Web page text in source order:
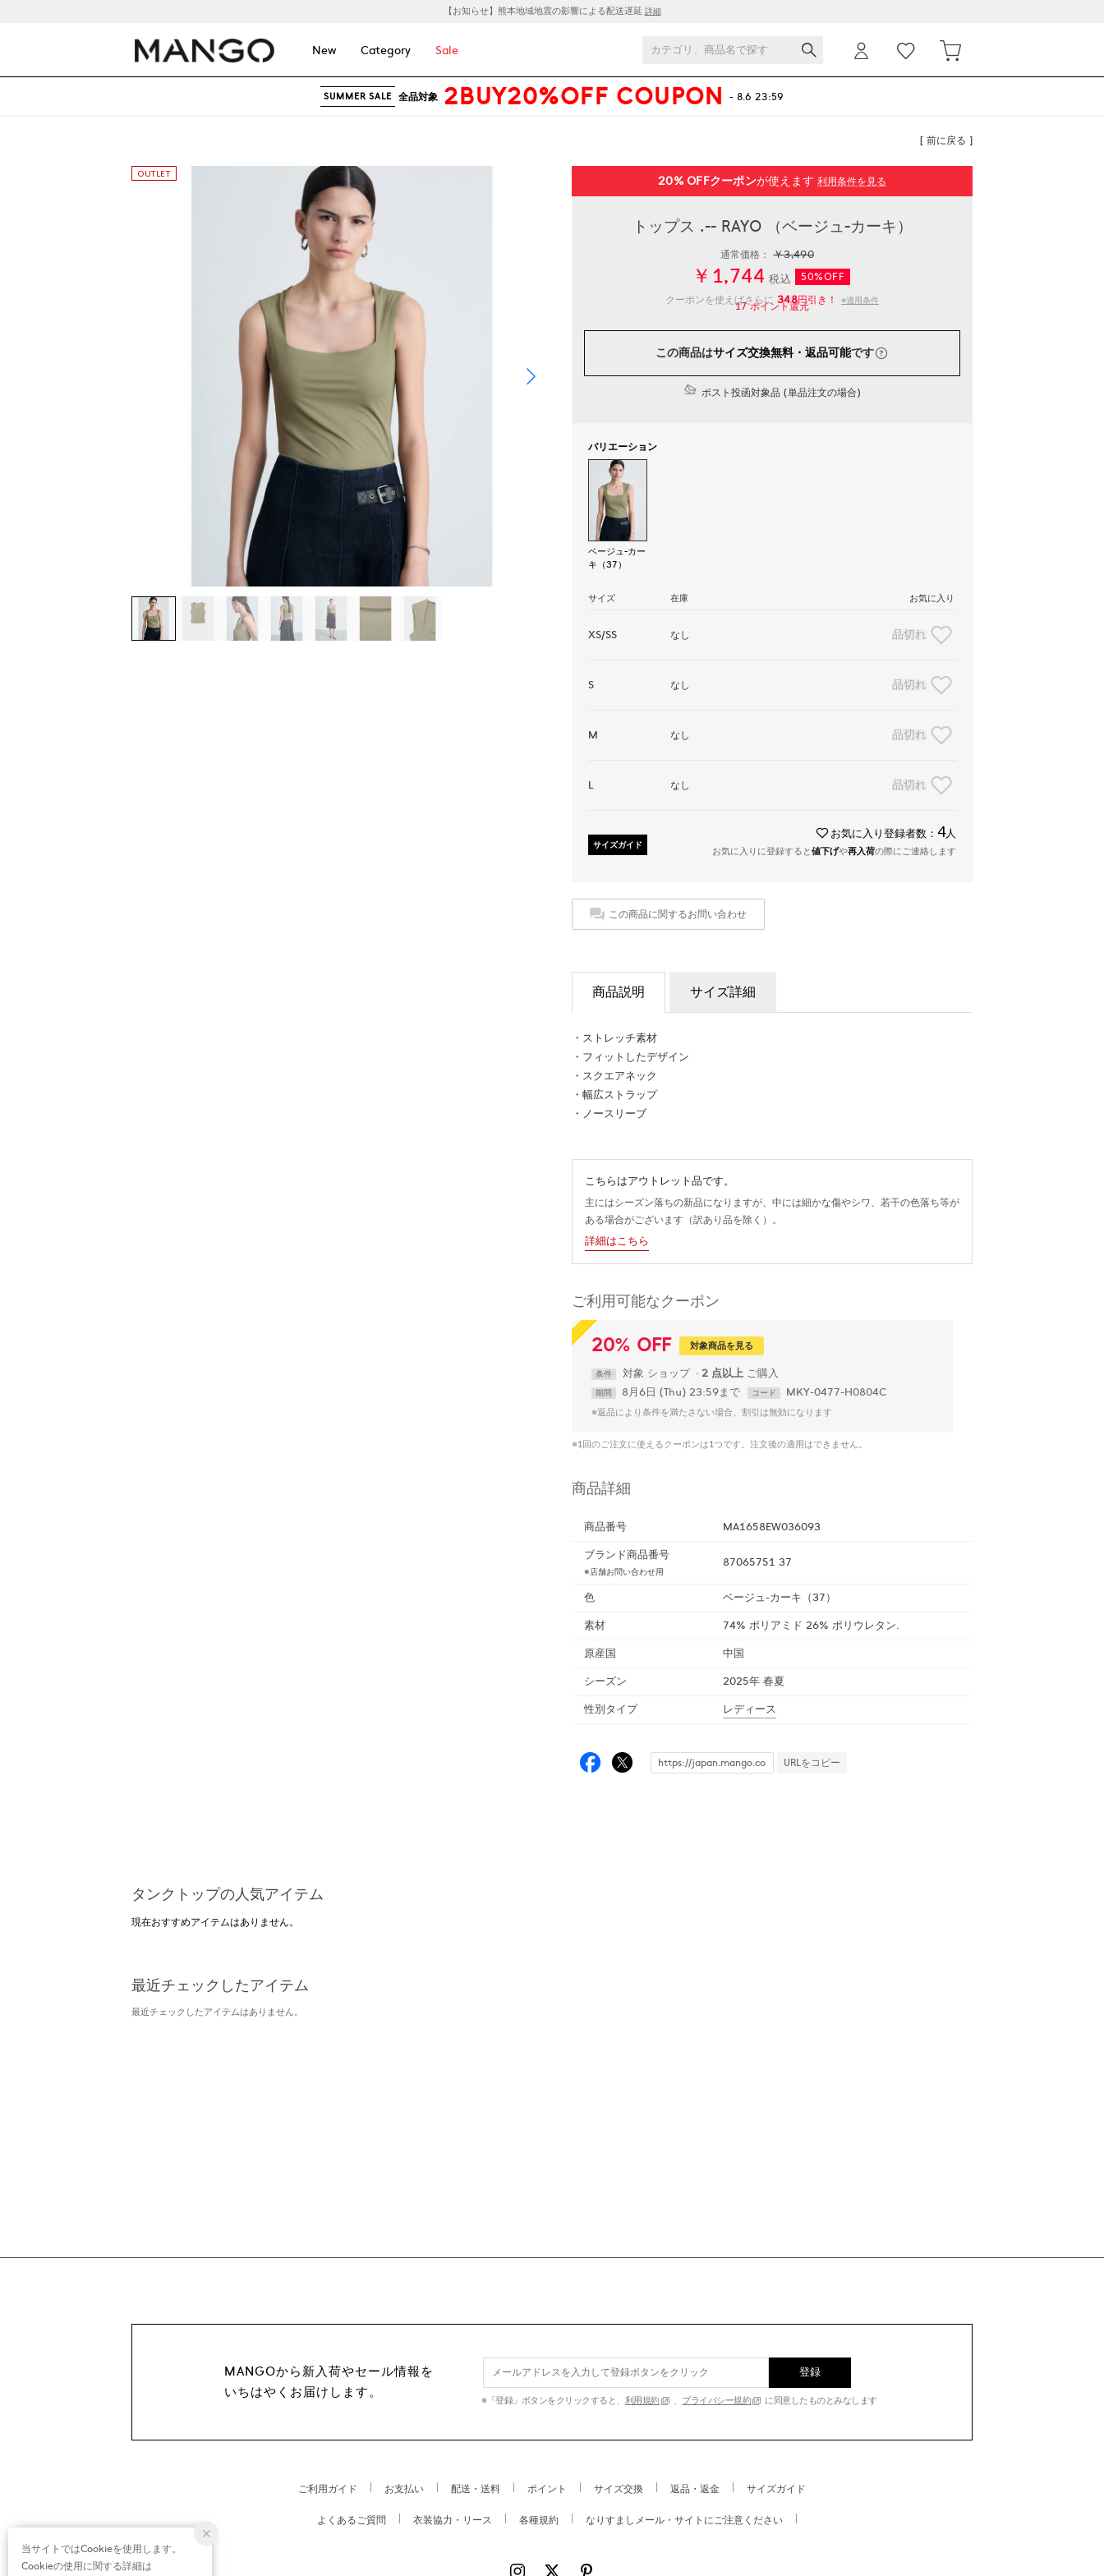
【お知らせ】熊本地域地震の影響による配送遅延 詳細
New Category Sale
SUMMER SALE 全品対象 2BUY20%OFF COUPON - 8.6 23:59
[ 前に戻る ]
20% OFFクーポンが使えます 利用条件を見る
トップス .-- RAYO （ベージュ-カーキ）
通常価格：￥3,490
￥1,744 税込
50%OFF
クーポンを使えばさらに348円引き！ ※適用条件
17ポイント還元
この商品はサイズ交換無料・返品可能です
ポスト投函対象品 (単品注文の場合)
バリエーション
ベージュ-カー
キ（37）
サイズ 在庫 お気に入り
XS/SS なし 品切れ
S なし 品切れ
M なし 品切れ
L なし 品切れ
サイズガイド
お気に入り登録者数： 4人
お気に入りに登録すると値下げや再入荷の際にご連絡します
この商品に関するお問い合わせ
商品説明 サイズ詳細
・ストレッチ素材
・フィットしたデザイン
・スクエアネック
・幅広ストラップ
・ノースリーブ
こちらはアウトレット品です。
主にはシーズン落ちの新品になりますが、中には細かな傷やシワ、若干の色落ち等が
ある場合がございます（訳あり品を除く）。
詳細はこちら
ご利用可能なクーポン
20% OFF 対象商品を見る
条件 対象 ショップ 2 点以上
期間 8月6日 (Thu) 23:59まで コード MKY-0477-H0804C
※返品により条件を満たさない場合、割引は無効になります
※1回のご注文に使えるクーポンは1つです。注文後の適用はできません。
商品詳細
商品番号
MA1658EW036093
ブランド商品番号
※店舗お問い合わせ用
87065751 37
色
ベージュ-カーキ（37）
素材
74% ポリアミド 26% ポリウレタン.
原産国
中国
シーズン
2025年 春夏
性別タイプ
レディース
URLをコピー
タンクトップの人気アイテム
現在おすすめアイテムはありません。
最近チェックしたアイテム
最近チェックしたアイテムはありません。
MANGOから新入荷やセール情報を
いちはやくお届けします。
登録
※「登録」ボタンをクリックすると、 利用規約 、 プライバシー規約 に同意したものとみなします
ご利用ガイド お支払い 配送・送料 ポイント サイズ交換 返品・返金 サイズガイド
よくあるご質問 衣装協力・リース 各種規約 なりすましメール・サイトにご注意ください
当サイトではCookieを使用します。
Cookieの使用に関する詳細は